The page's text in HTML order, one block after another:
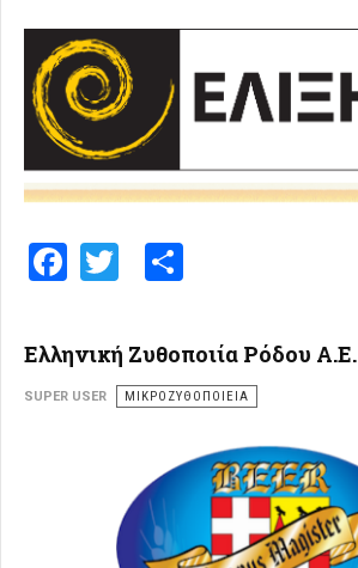
Facebook
Twitter
Ελληνική Ζυθοποιία Ρόδου Α.Ε.
SUPER USER ΜΙΚΡΟΖΥΘΟΠΟΙΕΊΑ